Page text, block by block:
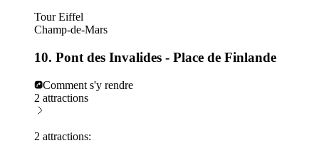
Tour Eiffel
Champ-de-Mars
10. Pont des Invalides - Place de Finlande
Comment s'y rendre
2 attractions
2 attractions: